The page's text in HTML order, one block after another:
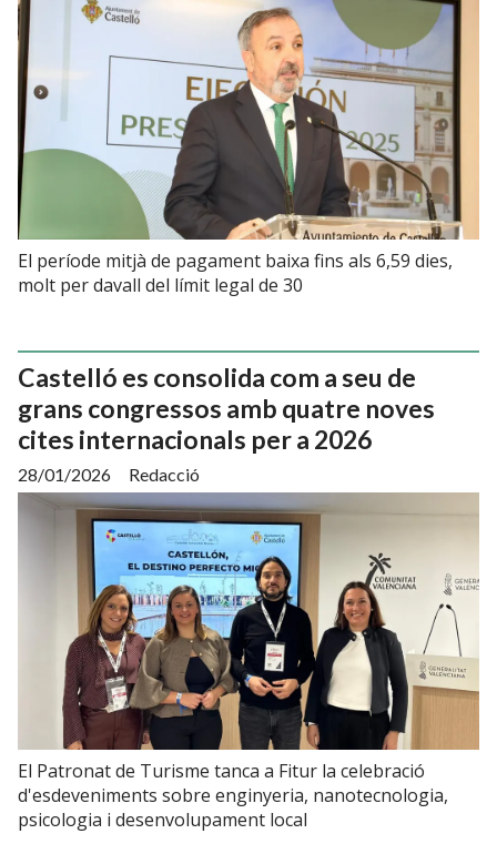
El període mitjà de pagament baixa fins als 6,59 dies,
molt per davall del límit legal de 30
Castelló es consolida com a seu de
grans congressos amb quatre noves
cites internacionals per a 2026
Redacció
28/01/2026
El Patronat de Turisme tanca a Fitur la celebració
d'esdeveniments sobre enginyeria, nanotecnologia,
psicologia i desenvolupament local